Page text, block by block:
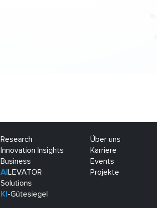
Research
Innovation Insights
Business
AI LEVATOR
Solutions
KI -Gütesiegel
Über uns
Karriere
Events
Projekte